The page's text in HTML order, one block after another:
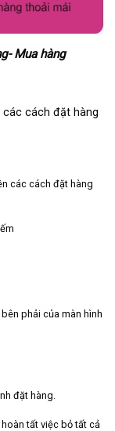
Mua hàng
cách đặt hàng
các cách đặt hàng
phải của màn hình
đặt hàng.
tất việc bỏ tất cả